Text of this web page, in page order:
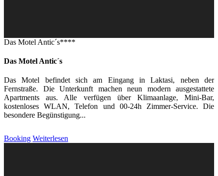
Das Motel Antic´s****
Das Motel Antic´s
Das Motel befindet sich am Eingang in Laktasi, neben der
Fernstraße. Die Unterkunft machen neun modern ausgestattete
Apartments aus. Alle verfügen über Klimaanlage, Mini-Bar,
kostenloses WLAN, Telefon und 00-24h Zimmer-Service. Die
besondere Begünstigung...
Booking Weiterlesen